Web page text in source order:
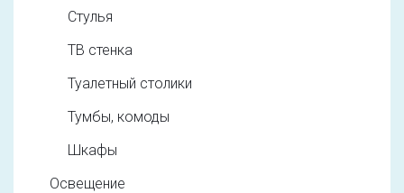
Стулья
ТВ стенка
Туалетный столики
Тумбы, комоды
Шкафы
Освещение